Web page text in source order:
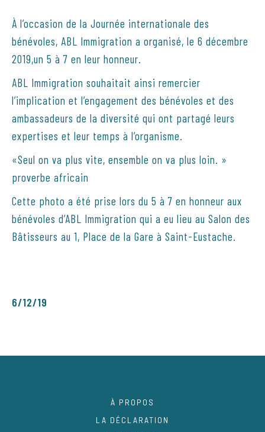
À l’occasion de la Journée internationale des
bénévoles, ABL Immigration a organisé, le 6 décembre
2019,un 5 à 7 en leur honneur.
ABL Immigration souhaitait ainsi remercier
l’implication et l’engagement des bénévoles et des
ambassadeurs de la diversité qui ont partagé leurs
expertises et leur temps à l’organisme.
«Seul on va plus vite, ensemble on va plus loin. »
proverbe africain
Cette photo a été prise lors du 5 à 7 en honneur aux
bénévoles d’ABL Immigration qui a eu lieu au Salon des
Bâtisseurs au 1, Place de la Gare à Saint-Eustache.
6/12/19
À PROPOS
LA DÉCLARATION